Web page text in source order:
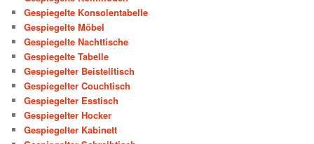
Gespiegelte Konsolentabelle
Gespiegelte Möbel
Gespiegelte Nachttische
Gespiegelte Tabelle
Gespiegelter Beistelltisch
Gespiegelter Couchtisch
Gespiegelter Esstisch
Gespiegelter Hocker
Gespiegelter Kabinett